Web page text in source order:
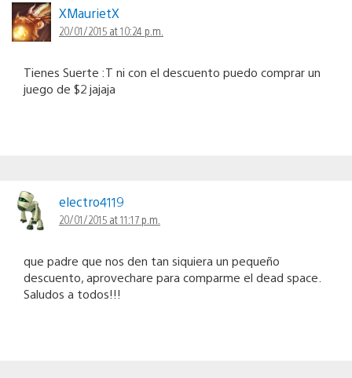
XMaurietX
20/01/2015 at 10:24 p.m.
Tienes Suerte :T ni con el descuento puedo comprar un
juego de $2 jajaja
electro4119
20/01/2015 at 11:17 p.m.
que padre que nos den tan siquiera un pequeño
descuento, aprovechare para comparme el dead space.
Saludos a todos!!!